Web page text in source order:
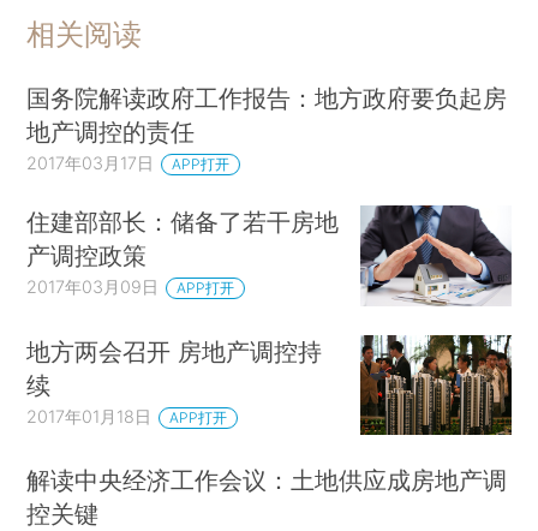
相关阅读
国务院解读政府工作报告：地方政府要负起房
地产调控的责任
2017年03月17日 APP打开
住建部部长：储备了若干房地
产调控政策
2017年03月09日 APP打开
地方两会召开 房地产调控持
续
2017年01月18日 APP打开
解读中央经济工作会议：土地供应成房地产调
控关键